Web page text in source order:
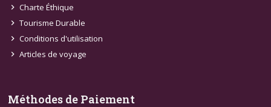
chevron_right Charte Éthique
chevron_right Tourisme Durable
chevron_right Conditions d'utilisation
chevron_right Articles de voyage
Méthodes de Paiement